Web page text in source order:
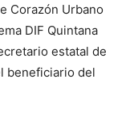
Corazón Urbano
DIF Quintana
estatal de
beneficiario del